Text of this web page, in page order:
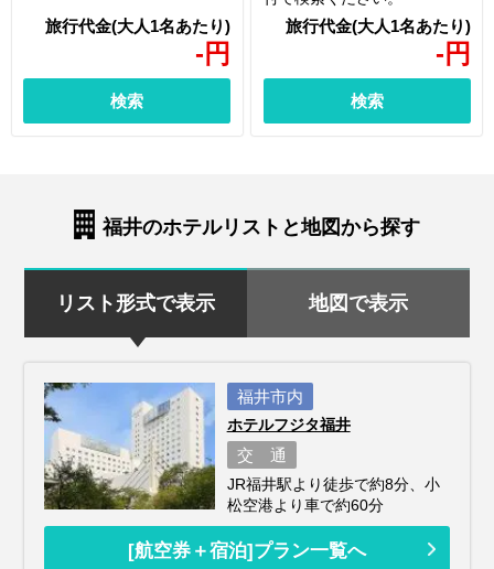
- 円
検索
- 円
検索
福井のホテルリストと地図から探す
リスト形式で表示 地図で表示
福井市内
ホテルフジタ福井
交 通
JR福井駅より徒歩で約8分、小
松空港より車で約60分
[航空券＋宿泊]プラン一覧へ